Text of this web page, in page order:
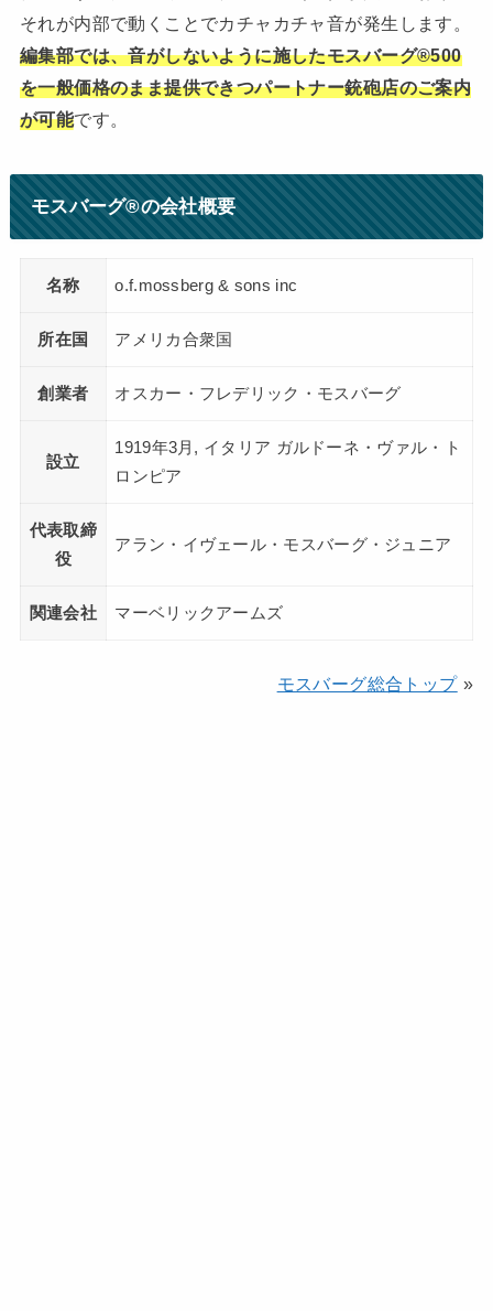
それが内部で動くことでカチャカチャ音が発生します。
編集部では、音がしないように施したモスバーグ®500
を一般価格のまま提供できつパートナー銃砲店のご案内
が可能です。
モスバーグ®の会社概要
名称 o.f.mossberg & sons inc
所在国 アメリカ合衆国
創業者 オスカー・フレデリック・モスバーグ
設立
1919年3月, イタリア ガルドーネ・ヴァル・ト
ロンピア
代表取締
役
アラン・イヴェール・モスバーグ・ジュニア
関連会社 マーベリックアームズ
モスバーグ総合トップ »